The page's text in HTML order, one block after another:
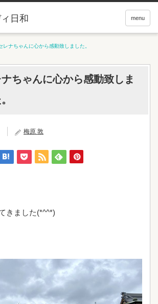
menu
日和
レナちゃんに心から感動致しました。
ちゃんに心から感動致しま
梅原 敦
きました(*^^*)